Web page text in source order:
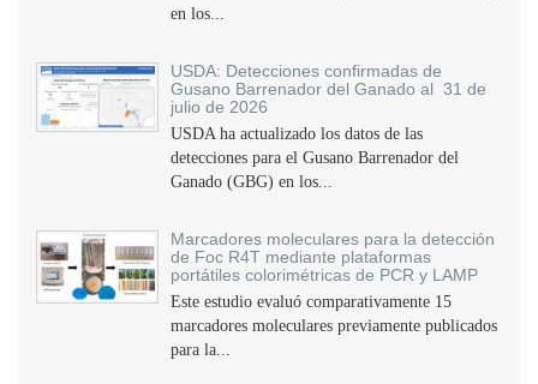
en los...
USDA: Detecciones confirmadas de
Gusano Barrenador del Ganado al 31 de
julio de 2026
USDA ha actualizado los datos de las
detecciones para el Gusano Barrenador del
Ganado (GBG) en los...
Marcadores moleculares para la detección
de Foc R4T mediante plataformas
portátiles colorimétricas de PCR y LAMP
Este estudio evaluó comparativamente 15
marcadores moleculares previamente publicados
para la...